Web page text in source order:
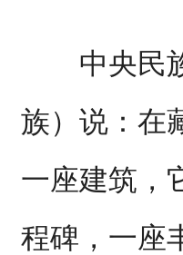
中央民族
族）说：在
一座建筑，
程碑，一座